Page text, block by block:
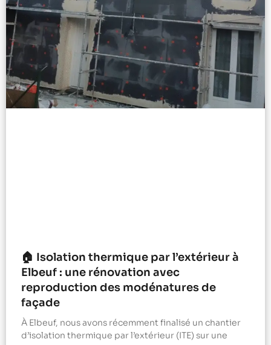
🏠 Isolation thermique par l’extérieur à
Elbeuf : une rénovation avec
reproduction des modénatures de
façade
À Elbeuf, nous avons récemment finalisé un chantier
d’isolation thermique par l’extérieur (ITE) sur une